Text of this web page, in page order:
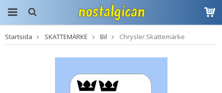
Produkten har blivit
tillagd i varukorgen
Startsida SKATTEMÄRKE Bil Chrysler Skattemärke